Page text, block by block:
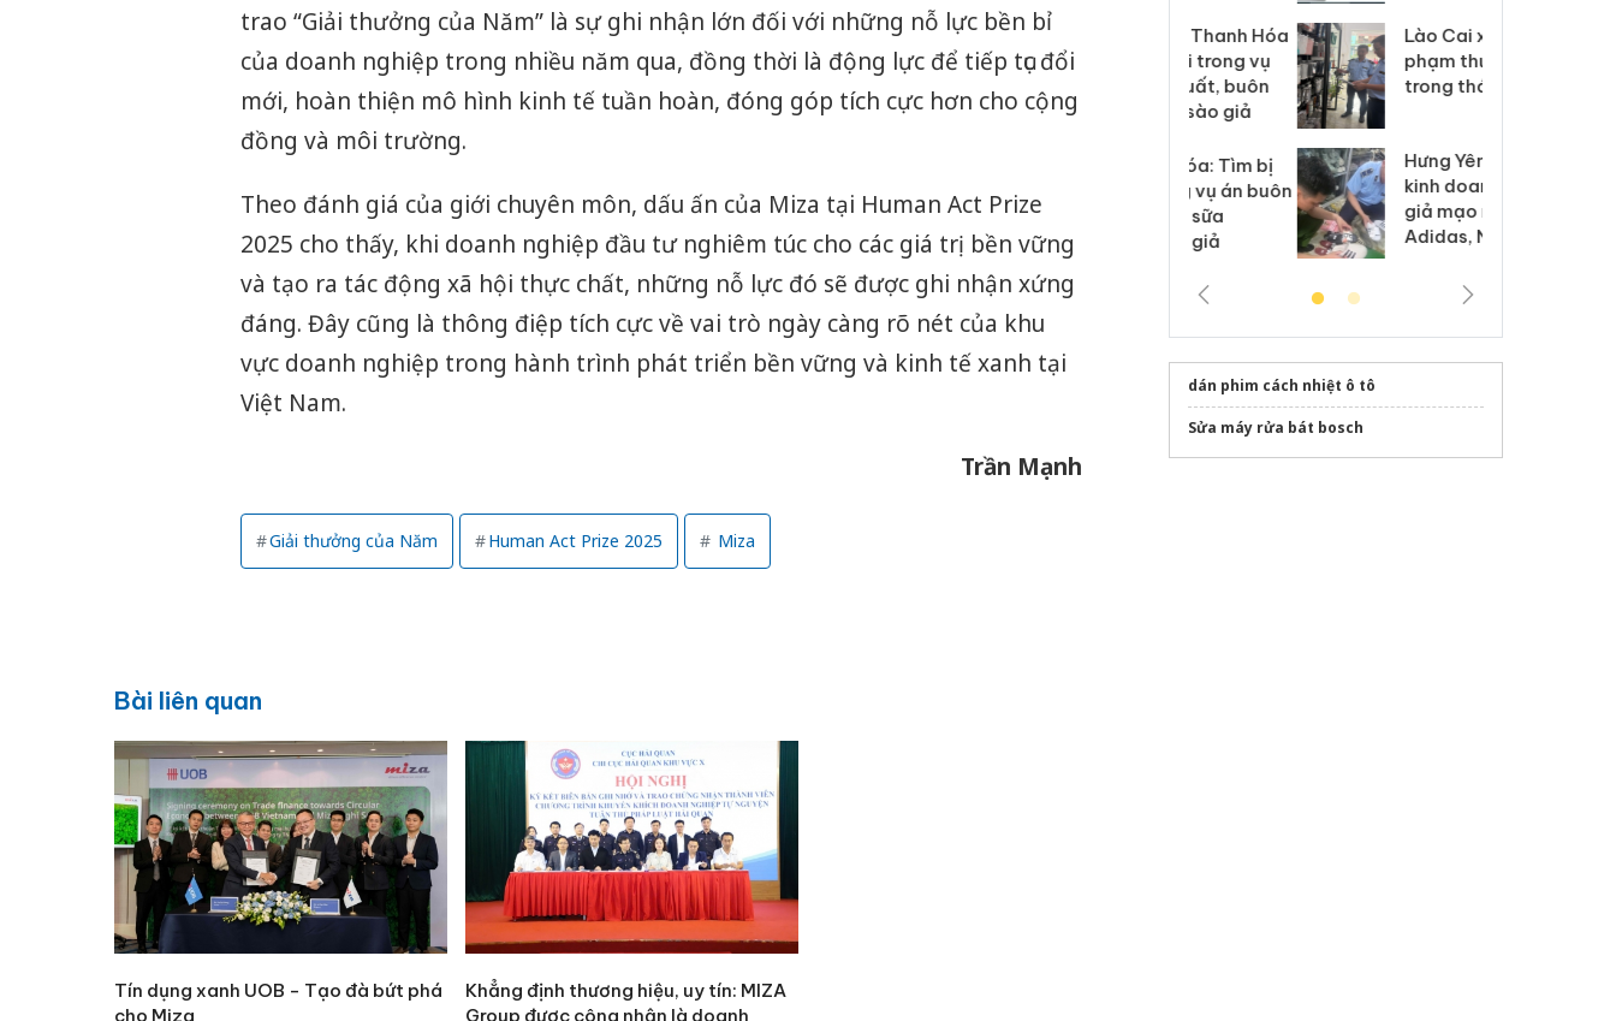
trao “Giải thưởng của Năm” là sự ghi nhận lớn đối với những nỗ lực bền bỉ
của doanh nghiệp trong nhiều năm qua, đồng thời là động lực để tiếp tục đổi
mới, hoàn thiện mô hình kinh tế tuần hoàn, đóng góp tích cực hơn cho cộng
đồng và môi trường.
Theo đánh giá của giới chuyên môn, dấu ấn của Miza tại Human Act Prize
2025 cho thấy, khi doanh nghiệp đầu tư nghiêm túc cho các giá trị bền vững
và tạo ra tác động xã hội thực chất, những nỗ lực đó sẽ được ghi nhận xứng
đáng. Đây cũng là thông điệp tích cực về vai trò ngày càng rõ nét của khu
vực doanh nghiệp trong hành trình phát triển bền vững và kinh tế xanh tại
Việt Nam.
Trần Mạnh
Giải thưởng của Năm Human Act Prize 2025 Miza
Bài liên quan
Tín dụng xanh UOB - Tạo đà bứt phá
cho Miza
Khẳng định thương hiệu, uy tín: MIZA
Group được công nhận là doanh
Công an Thanh Hóa
tìm bị hại trong vụ
án sản xuất, buôn
bán yến sào giả
hại trong vụ án buôn
bán bình sữa
Moyuum giả
Lào Cai xử lý 83 vụ vi
phạm thương mại
trong tháng 7
Hưng Yên: Xử lý 6 hộ
kinh doanh bán hàng
giả mạo nhãn hiệu
Adidas, Nike
dán phim cách nhiệt ô tô
Sửa máy rửa bát bosch